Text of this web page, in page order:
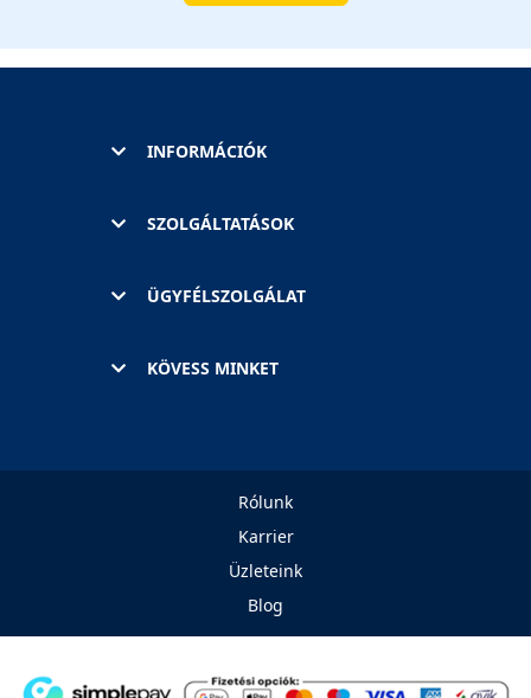
INFORMÁCIÓK
SZOLGÁLTATÁSOK
ÜGYFÉLSZOLGÁLAT
KÖVESS MINKET
Rólunk
Karrier
Üzleteink
Blog